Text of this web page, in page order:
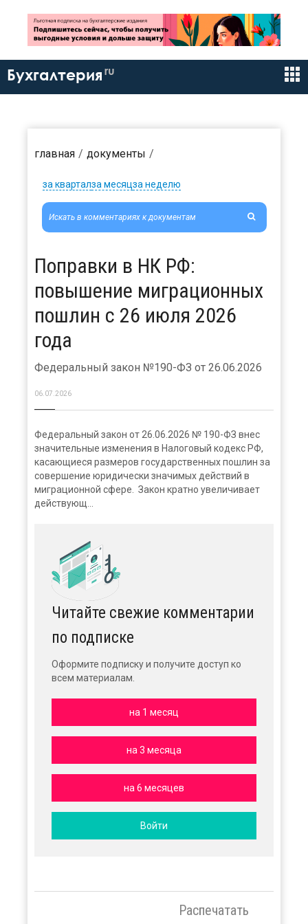
Бухгалтерия ru
главная документы
за кварталза месяцза неделю
Поправки в НК РФ:
повышение миграционных
пошлин с 26 июля 2026
года
Федеральный закон №190-ФЗ от 26.06.2026
06.07.2026
Федеральный закон от 26.06.2026 № 190-ФЗ внес
значительные изменения в Налоговый кодекс РФ,
касающиеся размеров государственных пошлин за
совершение юридически значимых действий в
миграционной сфере. Закон кратно увеличивает
действующ...
Читайте свежие комментарии
по подписке
Оформите подписку и получите доступ ко
всем материалам.
на 1 месяц
на 3 месяца
на 6 месяцев
Войти
Распечатать